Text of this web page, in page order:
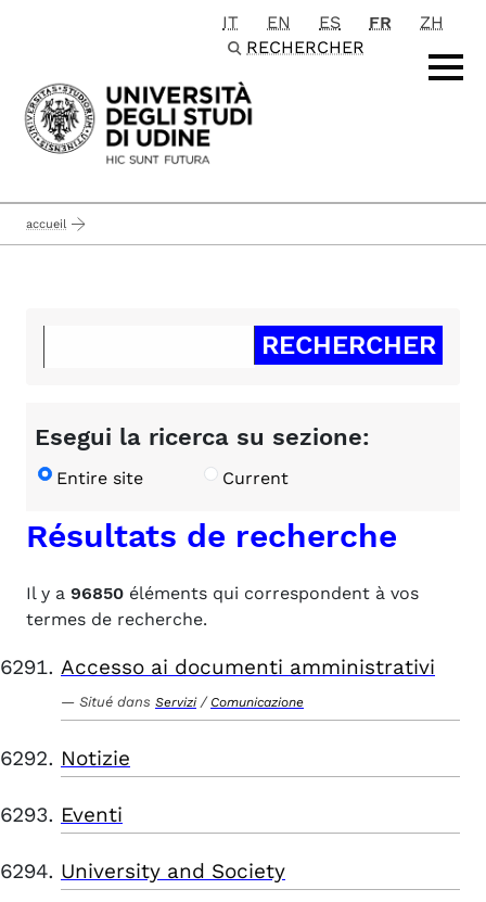
Passa al contenuto principale
IT EN ES FR
ZH
RECHERCHER
accueil
Esegui la ricerca su sezione:
Entire site Current
Résultats de recherche
Il y a 96850 éléments qui correspondent à vos
termes de recherche.
Accesso ai documenti amministrativi
Situé dans Servizi / Comunicazione
Notizie
Eventi
University and Society